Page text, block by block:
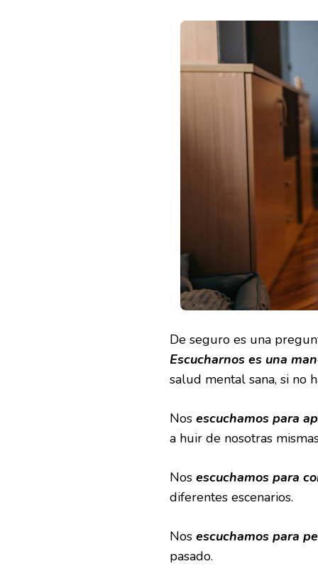
De seguro es una
Escucharnos es una
salud mental sana, si no
Nos escuchamos para
a huir de nosotras
Nos escuchamos para
diferentes escenarios.
Nos escuchamos para
pasado.